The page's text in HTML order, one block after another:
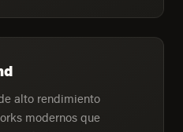
alto rendimiento
modernos que